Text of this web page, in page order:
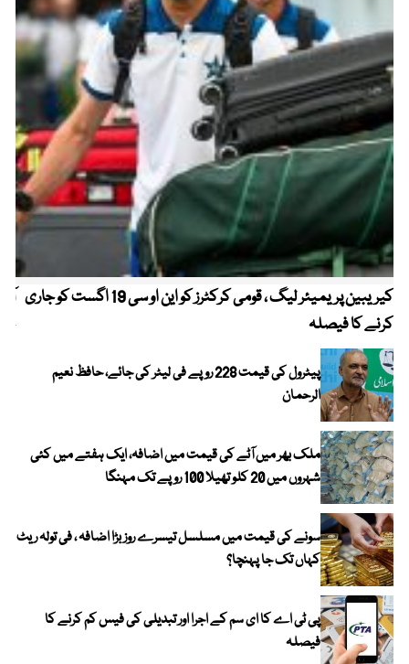
کیریبین پریمیئر لیگ ، قومی کرکٹرز کو این او سی 19 اگست کو جاری
کرنے کا فیصلہ
پیٹرول کی قیمت 228 روپے فی لیٹر کی جائے، حافظ نعیم
الرحمان
ملک بھر میں آٹے کی قیمت میں اضافہ، ایک ہفتے میں کئی
شہروں میں 20 کلو تھیلا 100 روپے تک مہنگا
سونے کی قیمت میں مسلسل تیسرے روز بڑا اضافہ ، فی تولہ ریٹ
کہاں تک جا پہنچا؟
پی ٹی اے کا ای سم کے اجرا اور تبدیلی کی فیس کم کرنے کا
فیصلہ